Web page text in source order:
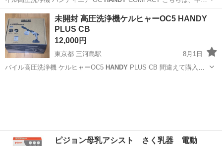
の…
茨城 水戸市 赤塚駅 生活家電
未開封 高圧洗浄機ケルヒャーOC5 HANDY
PLUS CB
12,000円
東京都 三河島駅
8月1日
バイル高圧洗浄機 ケルヒャーOC5 HANDYPLUS CB 間違えて購入し
ピジョン母乳アシスト さく乳器 電動